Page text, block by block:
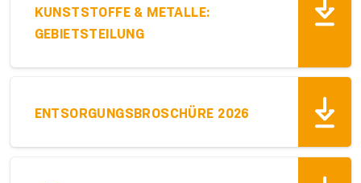
KUNSTSTOFFE & METALLE:
GEBIETSTEILUNG
ENTSORGUNGSBROSCHÜRE 2026